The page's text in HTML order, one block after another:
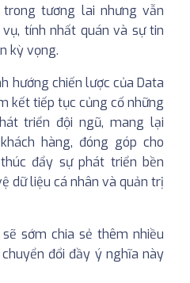
tương lai nhưng vẫn
tính nhất quán và sự tin
kỳ vọng.
hướng chiến lược của Data
kết tiếp tục củng cố những
triển đội ngũ, mang lại
hàng, đóng góp cho
đẩy sự phát triển bền
dữ liệu cá nhân và quản trị
sớm chia sẻ thêm nhiều
đổi đầy ý nghĩa này